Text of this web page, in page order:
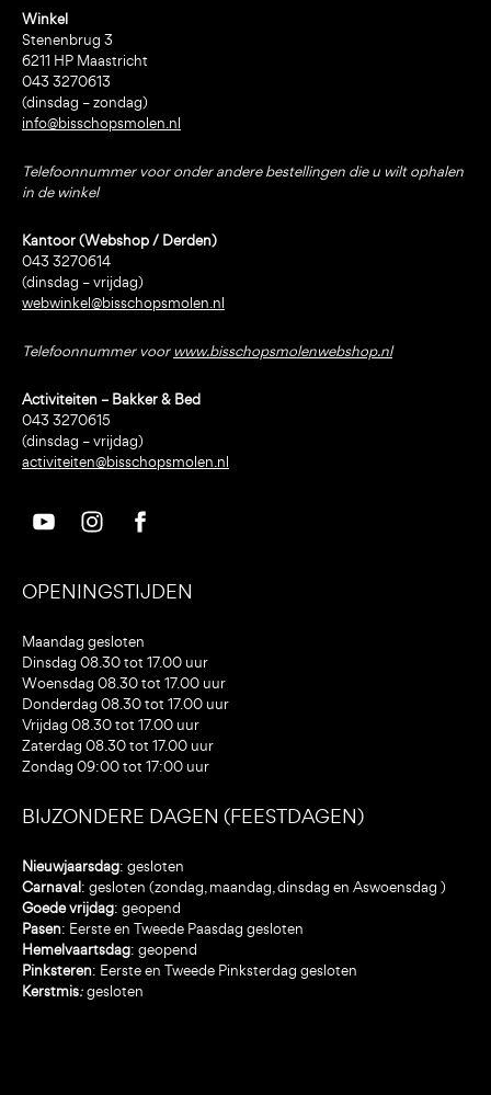
Winkel
Stenenbrug 3
6211 HP Maastricht
043 3270613
(dinsdag – zondag)
info@bisschopsmolen.nl
Telefoonnummer voor onder andere bestellingen die u wilt ophalen
in de winkel
Kantoor (Webshop / Derden)
043 3270614
(dinsdag – vrijdag)
webwinkel@bisschopsmolen.nl
Telefoonnummer voor www.bisschopsmolenwebshop.nl
Activiteiten – Bakker & Bed
043 3270615
(dinsdag – vrijdag)
activiteiten@bisschopsmolen.nl
OPENINGSTIJDEN
Maandag gesloten
Dinsdag 08.30 tot 17.00 uur
Woensdag 08.30 tot 17.00 uur
Donderdag 08.30 tot 17.00 uur
Vrijdag 08.30 tot 17.00 uur
Zaterdag 08.30 tot 17.00 uur
Zondag 09:00 tot 17:00 uur
BIJZONDERE DAGEN (FEESTDAGEN)
Nieuwjaarsdag: gesloten
Carnaval: gesloten (zondag, maandag, dinsdag en Aswoensdag )
Goede vrijdag: geopend
Pasen: Eerste en Tweede Paasdag gesloten
Hemelvaartsdag: geopend
Pinksteren: Eerste en Tweede Pinksterdag gesloten
Kerstmis:gesloten